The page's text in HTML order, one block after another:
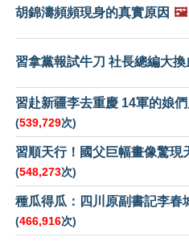
胡錦濤頻頻現身的真實原因 🖼️
習拿黨報試牛刀 社長總編大換
習赴新疆李去重慶 14軍的娘
(539,729次)
習順天行！國父巨幅畫像驚現
(548,273次)
種瓜得瓜：四川原副書記李春
(466,916次)